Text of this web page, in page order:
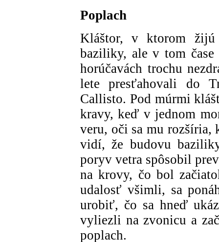
Poplach
Kláštor, v ktorom
baziliky, ale v tom
horúčavách trochu
lete presťahovali do
Callisto. Pod múrmi
kravy, keď v jednom
veru, oči sa mu rozšíria,
vidí, že budovu
poryv vetra spôsobil
na krovy, čo bol
udalosť všimli, sa
urobiť, čo sa hneď
vyliezli na zvonicu a
poplach.